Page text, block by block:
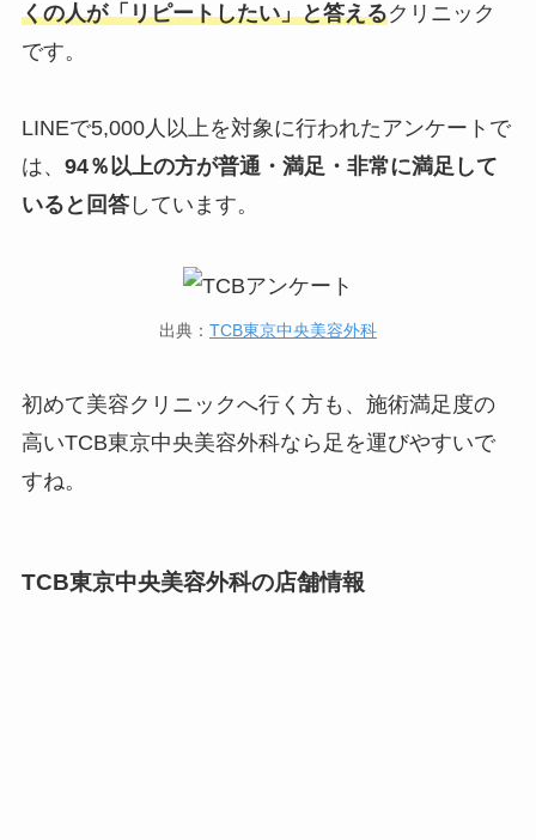
くの人が「リピートしたい」と答えるクリニック
です。
LINEで5,000人以上を対象に行われたアンケートで
は、 94％以上の方が普通・満足・非常に満足して
いると回答しています。
出典： TCB東京中央美容外科
初めて美容クリニックへ行く方も、施術満足度の
高いTCB東京中央美容外科なら足を運びやすいで
すね。
TCB東京中央美容外科の店舗情報